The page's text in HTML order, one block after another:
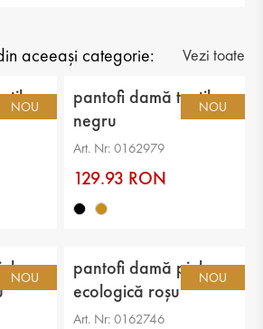
textil
cm
5 cm
aceeași categorie: Vezi toate
NOU NOU
pantofi damă textil
negru
Art. Nr: 0162979
129.93 RON
NOU NOU
pantofi damă piele
ecologică roșu
Art. Nr: 0162746